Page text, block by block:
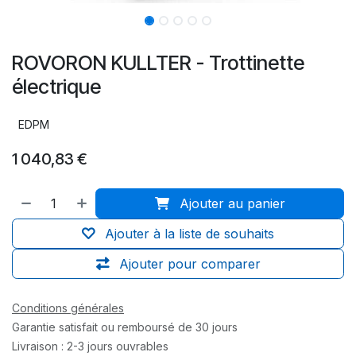
ROVORON KULLTER - Trottinette
électrique
EDPM
1 040,83 €
Ajouter au panier
Ajouter pour comparer
Ajouter à la liste de souhaits
Conditions générales
Garantie satisfait ou remboursé de 30 jours
Livraison : 2-3 jours ouvrables